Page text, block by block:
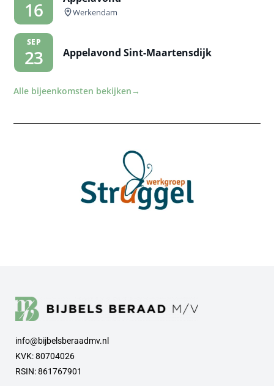
16 Werkendam
SEP
23 Appelavond Sint-Maartensdijk
Alle bijeenkomsten bekijken →
info@bijbelsberaadmv.nl
KVK: 80704026
RSIN: 861767901